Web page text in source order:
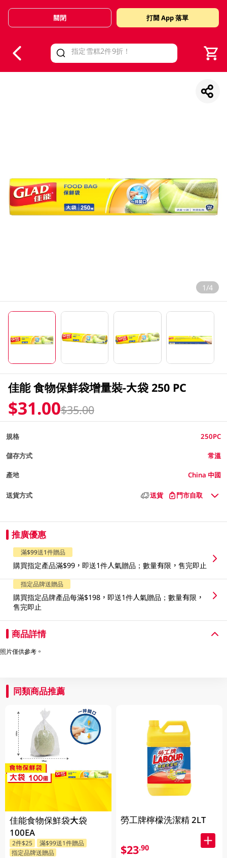
Valid Until 30 June 2026
關閉 打開 App 落單
1/4
佳能 食物保鮮袋增量裝-大袋 250 PC
$31.00$35.00
規格 250PC
儲存方式 常溫
產地 China 中國
送貨方式 送貨 門市自取
推廣優惠
滿$99送1件贈品
購買指定產品滿$99，即送1件人氣贈品；數量有限，售完即止
指定品牌送贈品
購買指定品牌產品每滿$198，即送1件人氣贈品；數量有限，
售完即止
商品詳情
照片僅供參考。
同類商品推薦
佳能食物保鮮袋大袋
100EA
2件$25
滿$99送1件贈品
指定品牌送贈品
勞工牌檸檬洗潔精 2LT
$23.90